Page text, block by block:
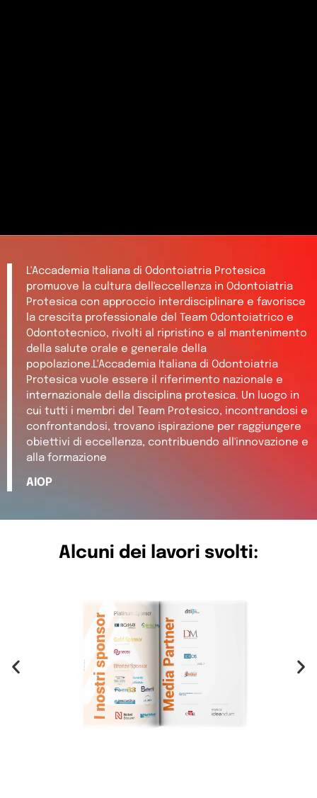
L'Accademia Italiana di Odontoiatria Protesica
promuove la cultura dell'eccellenza in Odontoiatria
Protesica con approccio interdisciplinare e favorisce
la crescita professionale del Team Odontoiatrico e
Odontotecnico, rivolti al ripristino e al mantenimento
della salute orale e generale della
popolazione.L'Accademia Italiana di Odontoiatria
Protesica vuole essere il riferimento nazionale e
internazionale della disciplina protesica. Un luogo in
cui tutti i membri del Team Protesico, incontrandosi e
confrontandosi, trovano ispirazione per raggiungere
obiettivi di eccellenza, contribuendo all'innovazione e
alla formazione
AIOP
Alcuni dei lavori svolti: